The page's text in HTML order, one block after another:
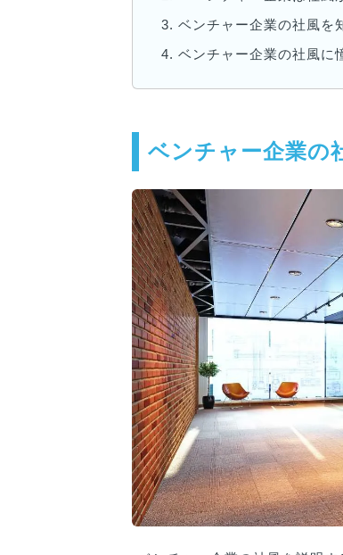
3. ベンチャー企業の社風を
4. ベンチャー企業の社風に
ベンチャー企業の